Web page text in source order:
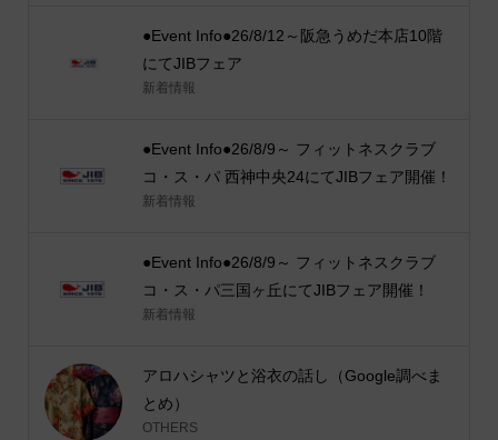
●Event Info●26/8/12～阪急うめだ本店10階
にてJIBフェア
新着情報
●Event Info●26/8/9～ フィットネスクラブ
コ・ス・パ 西神中央24にてJIBフェア開催！
新着情報
●Event Info●26/8/9～ フィットネスクラブ
コ・ス・パ三国ヶ丘にてJIBフェア開催！
新着情報
アロハシャツと浴衣の話し（Google調べま
とめ）
OTHERS